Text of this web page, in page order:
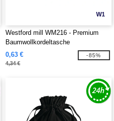
W1
Westford mill WM216 - Premium
Baumwollkordeltasche
0,63 €
4,34 €
-85%